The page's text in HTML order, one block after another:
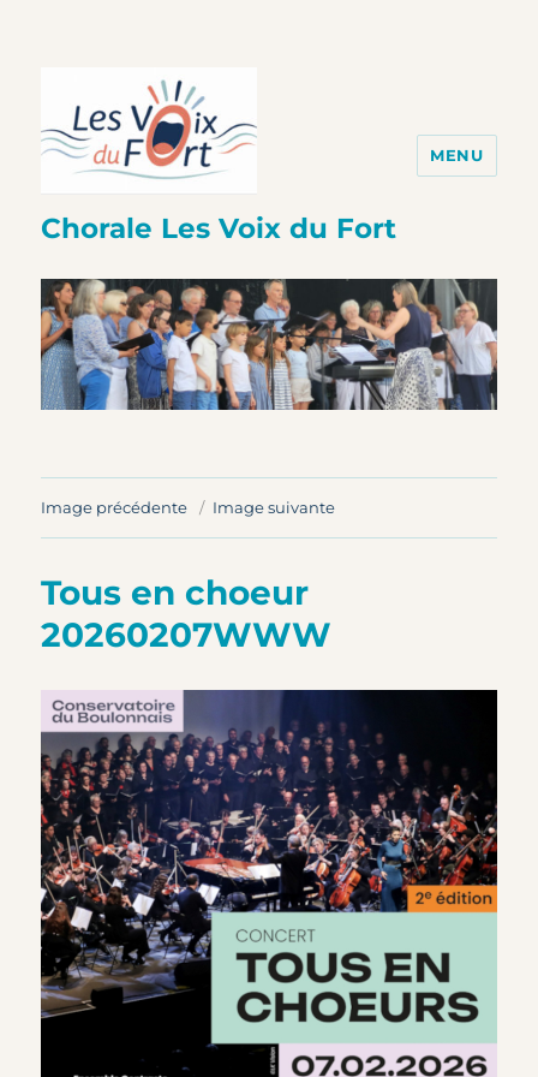
Chorale Les Voix du Fort
MENU
Image précédente Image suivante
Tous en choeur
20260207WWW